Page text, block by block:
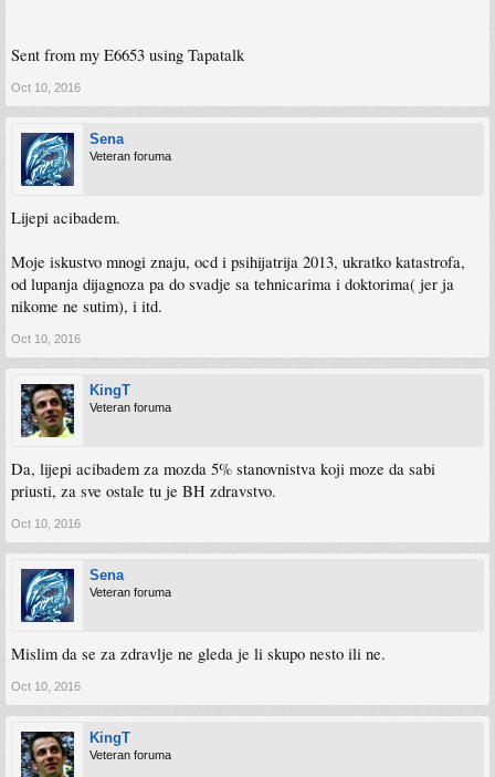
Sent from my E6653 using Tapatalk
Oct 10, 2016
Sena
Veteran foruma
Lijepi acibadem.
Moje iskustvo mnogi znaju, ocd i psihijatrija 2013, ukratko katastrofa,
od lupanja dijagnoza pa do svadje sa tehnicarima i doktorima( jer ja
nikome ne sutim), i itd.
Oct 10, 2016
KingT
Veteran foruma
Da, lijepi acibadem za mozda 5% stanovnistva koji moze da sabi
priusti, za sve ostale tu je BH zdravstvo.
Oct 10, 2016
Sena
Veteran foruma
Mislim da se za zdravlje ne gleda je li skupo nesto ili ne.
Oct 10, 2016
KingT
Veteran foruma